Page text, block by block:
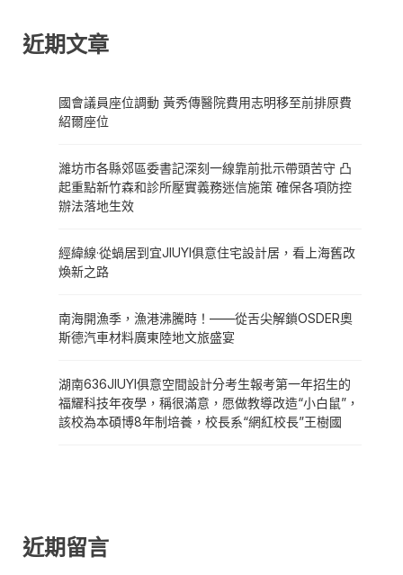
近期文章
國會議員座位調動 黃秀傳醫院費用志明移至前排原費
紹爾座位
濰坊市各縣郊區委書記深刻一線靠前批示帶頭苦守 凸
起重點新竹森和診所壓實義務迷信施策 確保各項防控
辦法落地生效
經緯線·從蝸居到宜JIUYI俱意住宅設計居，看上海舊改
煥新之路
南海開漁季，漁港沸騰時！——從舌尖解鎖OSDER奧
斯德汽車材料廣東陸地文旅盛宴
湖南636JIUYI俱意空間設計分考生報考第一年招生的
福耀科技年夜學，稱很滿意，愿做教導改造“小白鼠”，
該校為本碩博8年制培養，校長系“網紅校長”王樹國
近期留言